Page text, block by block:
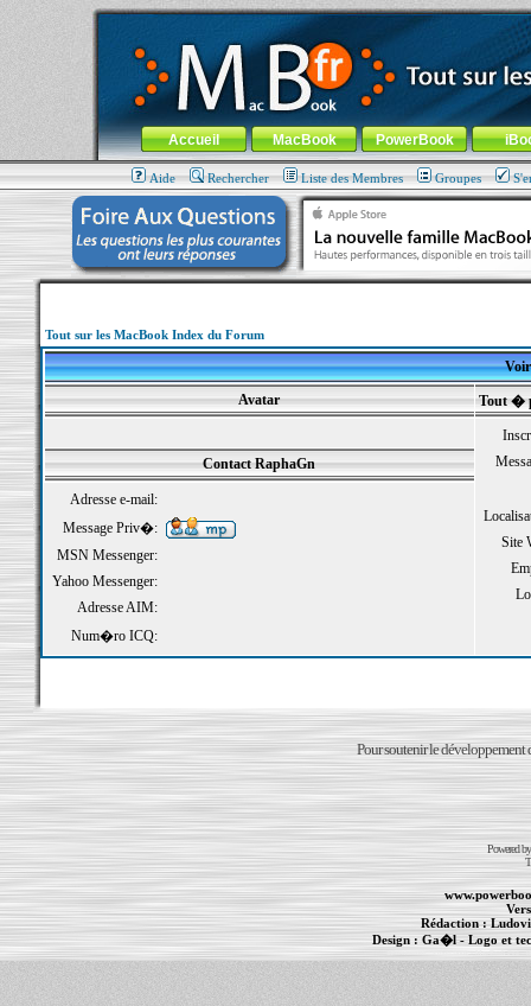
MacBook-fr.com : 100% Apple... 100% nomade !
Aller au contenu-Aller au menu général-Aller au menu de
Menu général
Accueil MacBook PowerBook
Aide Rechercher Liste des Membres Groupes
Tout sur les MacBook Index du Forum
Avatar
Tout �
Site
Contact RaphaGn
Adresse e-mail:
Message Priv�:
MSN Messenger:
Yahoo Messenger:
Adresse AIM:
Num�ro ICQ:
Pour soutenir le développement
Powered
Rédaction :
Design : Ga�l- Logo et
MacBook Pro -